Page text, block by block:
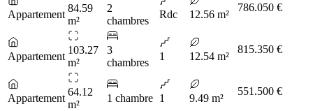
Appartement
84.59
m²
2
chambres
Rdc 12.56 m²
786.050 €
Appartement
103.27
m²
3
chambres
1 12.54 m²
815.350 €
Appartement
64.12
m²
1 chambre 1 9.49 m²
551.500 €